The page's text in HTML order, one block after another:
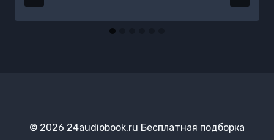
© 2026 24audiobook.ru Бесплатная подборка